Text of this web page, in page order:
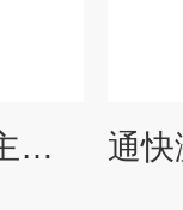
安庆西门子828D系统主轴电机更换轴承-当天检测提供维修视频